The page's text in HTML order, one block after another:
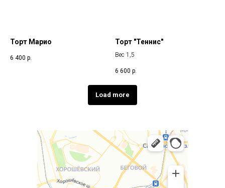
Торт Марио
6 400 р.
Торт "Теннис"
Вес 1,5
6 600 р.
Load more